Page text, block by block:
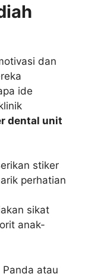
dan
ide
dental unit
stiker
perhatian
sikat
anak-
Panda atau